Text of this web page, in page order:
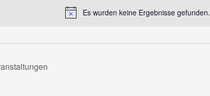
Notice
Es wurden keine Ergebnisse gefunden.